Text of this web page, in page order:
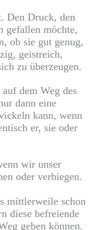
Den Druck, den
gefallen möchte,
ob sie gut genug,
geistreich,
zu überzeugen.
dem Weg des
dann eine
kann, wenn
er, sie oder
wir unser
oder verbiegen.
mittlerweile schon
diese befreiende
geben können.